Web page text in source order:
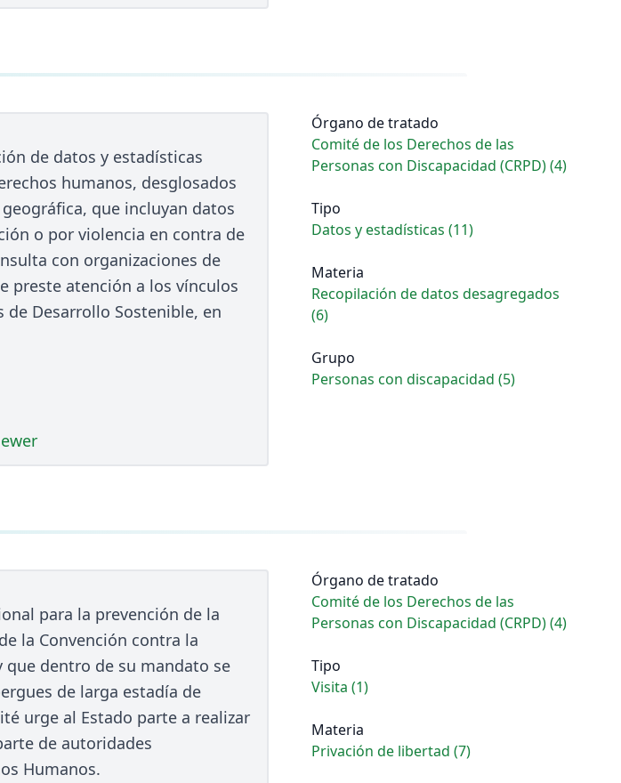
de datos y estadísticas
humanos, desglosados
que incluyan datos
o por violencia en contra de
con organizaciones de
preste atención a los vínculos
Desarrollo Sostenible, en
Órgano de tratado
Comité de los Derechos de las
Personas con Discapacidad (CRPD) (4)
Tipo
Datos y estadísticas (11)
Materia
Recopilación de datos desagregados
(6)
Grupo
Personas con discapacidad (5)
para la prevención de la
la Convención contra la
que dentro de su mandato se
de larga estadía de
urge al Estado parte a realizar
de autoridades
Humanos.
Órgano de tratado
Comité de los Derechos de las
Personas con Discapacidad (CRPD) (4)
Tipo
Visita (1)
Materia
Privación de libertad (7)